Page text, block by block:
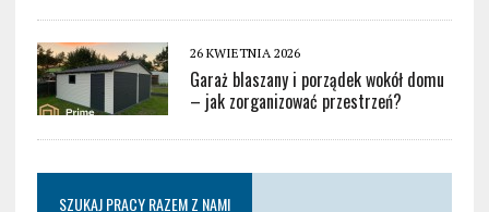
26 KWIETNIA 2026
Garaż blaszany i porządek wokół domu
– jak zorganizować przestrzeń?
SZUKAJ PRACY RAZEM Z NAMI